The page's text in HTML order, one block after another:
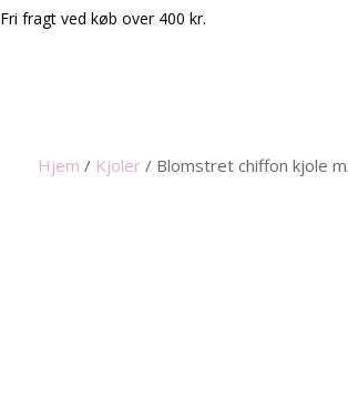
Fri fragt ved køb over 400 kr.
Hjem / Kjoler / Blomstret chiffon kjole